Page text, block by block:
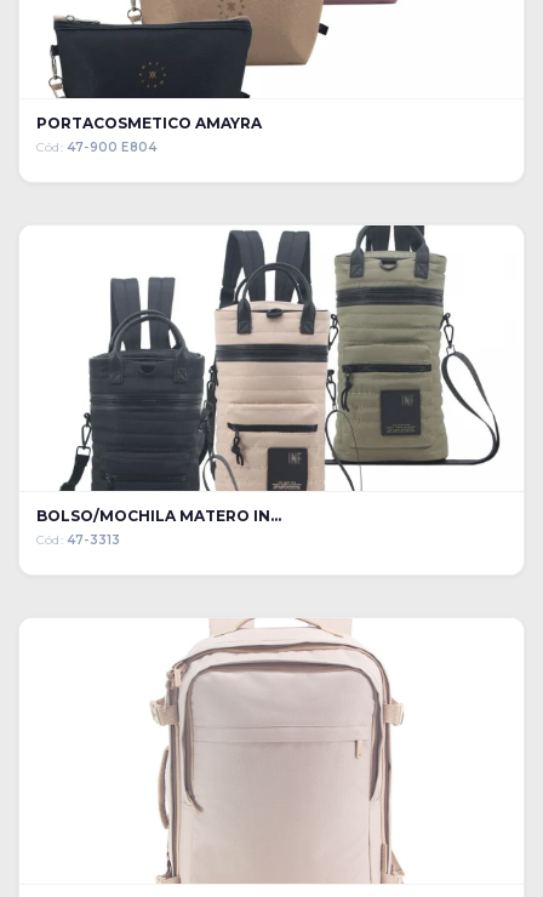
PORTACOSMETICO AMAYRA
Cód: 47-900 E804
BOLSO/MOCHILA MATERO IN...
Cód: 47-3313